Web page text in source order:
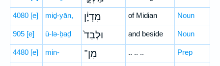
4080 [e] miḏ-yān, מִדְיָ֔ן of Midian Noun
905 [e] ū-lə-ḇaḏ וּלְבַד֙ and beside Noun
4480 [e] min- מִן־ .. .. .. Prep